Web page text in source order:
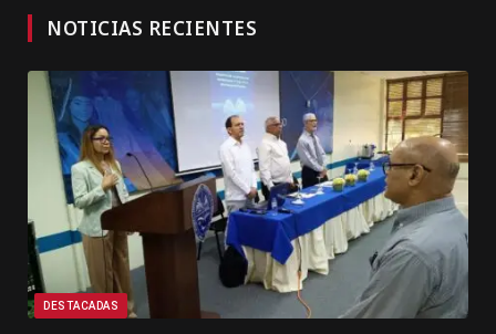
NOTICIAS RECIENTES
DESTACADAS